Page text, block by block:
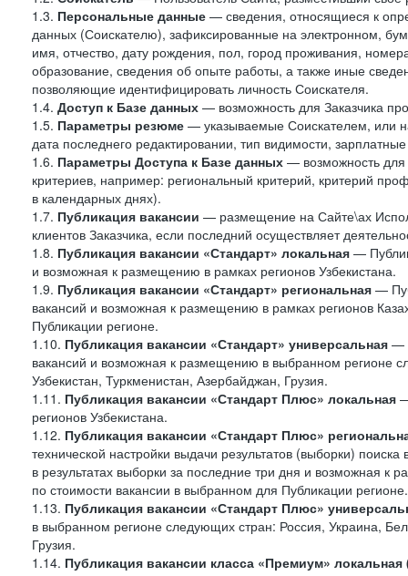
1.3. Персональные данные — сведения, относящиеся к
данных (Соискателю), зафиксированные на электронном,
имя, отчество, дату рождения, пол, город проживания,
образование, сведения об опыте работы, а также иные
позволяющие идентифицировать личность Соискателя.
1.4. Доступ к Базе данных — возможность для Заказчика
1.5. Параметры резюме — указываемые Соискателем, или
дата последнего редактировании, тип видимости,
1.6. Параметры Доступа к Базе данных — возможность
критериев, например: региональный критерий, критерий
в календарных днях).
1.7. Публикация вакансии — размещение на Сайте\ах
клиентов Заказчика, если последний осуществляет
1.8. Публикация вакансии «Стандарт» локальная —
и возможная к размещению в рамках регионов Узбекистана.
1.9. Публикация вакансии «Стандарт» региональная —
вакансий и возможная к размещению в рамках регионов
Публикации регионе.
1.10. Публикация вакансии «Стандарт» универсальная —
вакансий и возможная к размещению в выбранном регионе
Узбекистан, Туркменистан, Азербайджан, Грузия.
1.11. Публикация вакансии «Стандарт Плюс» локальная
регионов Узбекистана.
1.12. Публикация вакансии «Стандарт Плюс»
технической настройки выдачи результатов (выборки)
в результатах выборки за последние три дня и возможная к
по стоимости вакансии в выбранном для Публикации регионе.
1.13. Публикация вакансии «Стандарт Плюс»
в выбранном регионе следующих стран: Россия, Украина,
Грузия.
1.14. Публикация вакансии класса «Премиум»